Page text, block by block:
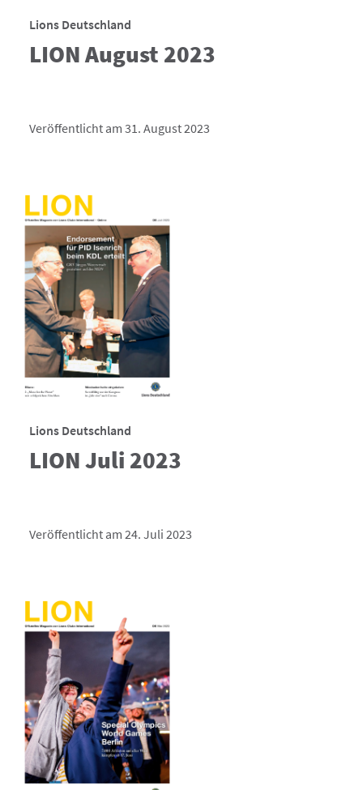
Lions Deutschland
LION August 2023
Veröffentlicht am 31. August 2023
Lions Deutschland
LION Juli 2023
Veröffentlicht am 24. Juli 2023